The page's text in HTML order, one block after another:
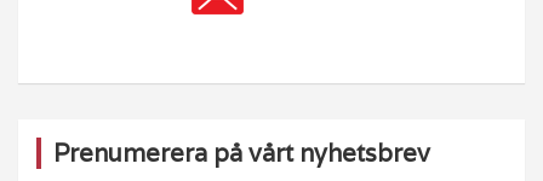
Prenumerera på vårt nyhetsbrev